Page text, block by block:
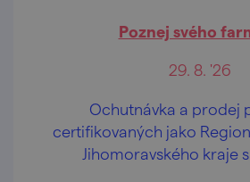
Poznej svého
29. 8. '26
Ochutnávka a prodej
certifikovaných jako
Jihomoravského kraje